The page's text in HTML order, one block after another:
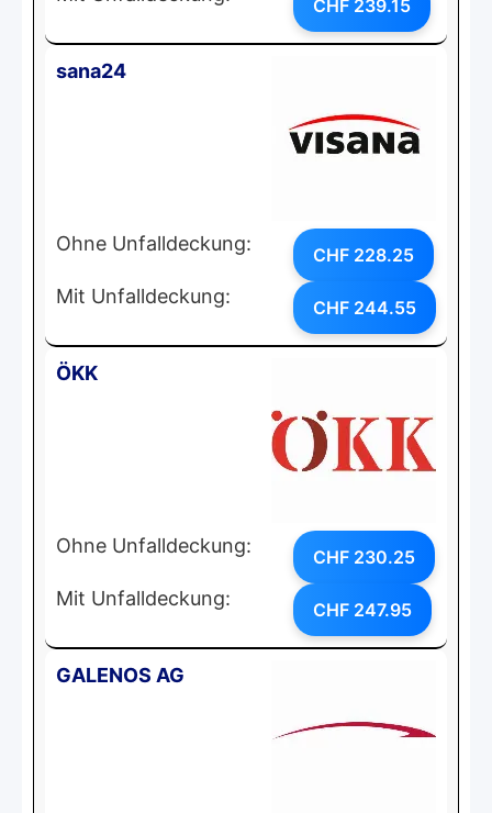
CHF 239.15
sana24
Ohne Unfalldeckung: CHF 228.25
Mit Unfalldeckung: CHF 244.55
ÖKK
Ohne Unfalldeckung: CHF 230.25
Mit Unfalldeckung: CHF 247.95
GALENOS AG